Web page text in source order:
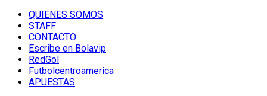
QUIENES SOMOS
STAFF
CONTACTO
Escribe en Bolavip
RedGol
Futbolcentroamerica
APUESTAS